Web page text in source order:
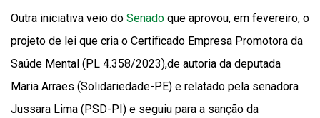
Outra iniciativa veio do Senado que aprovou, em fevereiro, o
projeto de lei que cria o Certificado Empresa Promotora da
Saúde Mental (PL 4.358/2023),de autoria da deputada
Maria Arraes (Solidariedade-PE) e relatado pela senadora
Jussara Lima (PSD-PI) e seguiu para a sanção da